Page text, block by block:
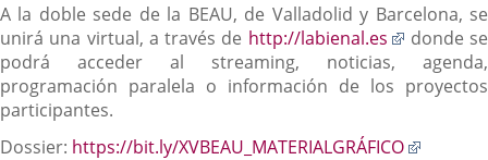
A la doble sede de la BEAU, de Valladolid y Barcelona, se
unirá una virtual, a través de http://labienal.es
Enlace
una
donde se
podrá acceder al streaming, noticias, agenda,
programación paralela o información de los proyectos
participantes.
Dossier: https://bit.ly/XVBEAU_MATERIALGRÁFICO